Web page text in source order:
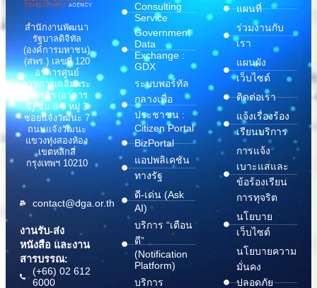
สำนักงานพัฒนา
รัฐบาลดิจิทัล
(องค์การมหาชน)
(สพร.) เลขที่ 120
อาคารศูนย์
ราชการเฉลิมพระ
เกียรติฯ (อาคาร
ซี) ชั้น 8-9 หมู่ 3
ซอยแจ้งวัฒนะ 7
ถนนแจ้งวัฒนะ
แขวงทุ่งสองห้อง
เขตหลักสี่
กรุงเทพฯ 10210
contact@dga.or.th
งานรับ-ส่ง
หนังสือ และงาน
สารบรรณ:
(+66) 02 612
6000
Consulting
Service
Government
Data
Exchange :
GDX
ระบบพอร์ทัล
กลางเพื่อ
ประชาชน :
Citizen Portal
BizPortal
แอปพลิเคชัน
ทางรัฐ
ดี-เด่น (Ask
AI)
บริการ “เตือน
ดี”
(Notification
Platform)
บริการ
แผนที่
ร่วมงานกับ
เรา
แผนผัง
เว็บไซต์
ติดต่อเรา
แจ้งเรื่องร้อง
เรียนบริการ
การแจ้ง
เบาะแสและ
ข้อร้องเรียน
การทุจริต
นโยบาย
เว็บไซต์
นโยบายความ
มั่นคง
ปลอดภัย